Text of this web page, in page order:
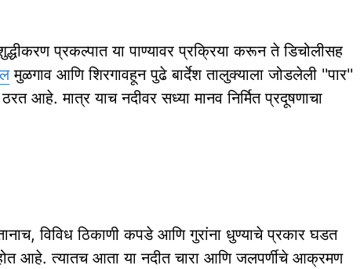
प्रकल्पात या पाण्यावर प्रक्रिया करून ते डिचोलीसह
मुळगाव आणि शिरगावहून पुढे बार्देश तालुक्याला जोडलेली ''पार''
आहे. मात्र याच नदीवर सध्या मानव निर्मित प्रदूषणाचा
विविध ठिकाणी कपडे आणि गुरांना धुण्याचे प्रकार घडत
आहे. त्यातच आता या नदीत चारा आणि जलपर्णीचे आक्रमण